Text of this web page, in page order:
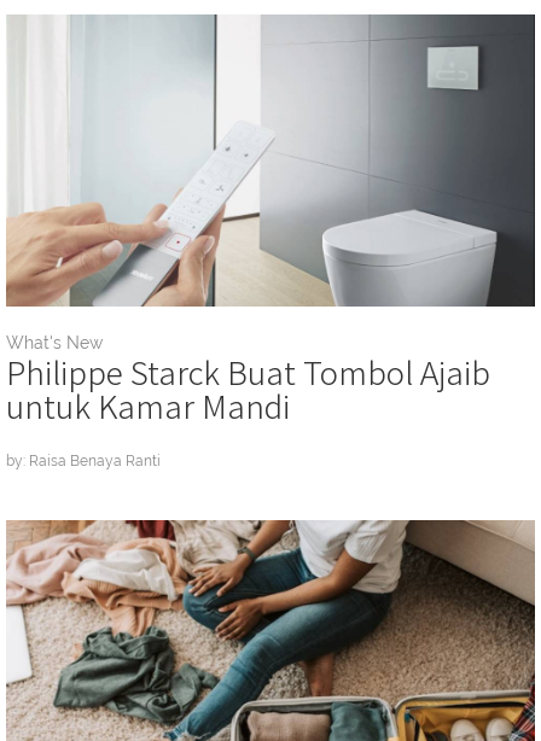
What's New
Philippe Starck Buat Tombol Ajaib
untuk Kamar Mandi
by: Raisa Benaya Ranti